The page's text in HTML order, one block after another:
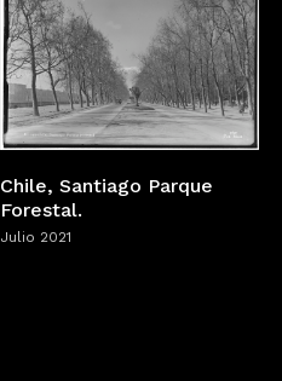
Chile, Santiago Parque
Forestal.
Julio 2021